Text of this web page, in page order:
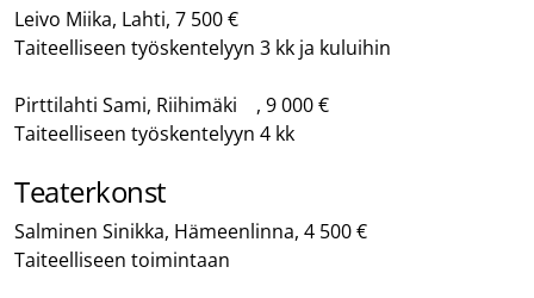
Leivo Miika, Lahti, 7 500 €
Taiteelliseen työskentelyyn 3 kk ja kuluihin
Pirttilahti Sami, Riihimäki , 9 000 €
Taiteelliseen työskentelyyn 4 kk
Teaterkonst
Salminen Sinikka, Hämeenlinna, 4 500 €
Taiteelliseen toimintaan